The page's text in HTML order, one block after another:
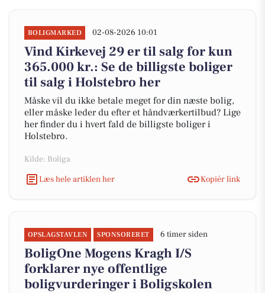
BOLIGMARKED 02-08-2026 10:01
Vind Kirkevej 29 er til salg for kun
365.000 kr.: Se de billigste boliger
til salg i Holstebro her
Måske vil du ikke betale meget for din næste bolig,
eller måske leder du efter et håndværkertilbud? Lige
her finder du i hvert fald de billigste boliger i
Holstebro.
Kilde: Boliga
Læs hele artiklen her
Kopiér link
OPSLAGSTAVLEN SPONSORERET 6 timer siden
BoligOne Mogens Kragh I/S
forklarer nye offentlige
boligvurderinger i Boligskolen